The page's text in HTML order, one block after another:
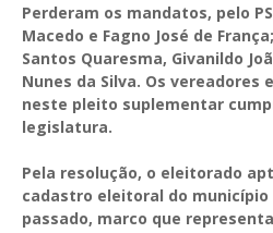
Perderam os mandatos, pelo
Macedo e Fagno José de
Santos Quaresma, Givanildo
Nunes da Silva. Os vereadores
neste pleito suplementar
legislatura.
Pela resolução, o eleitorado
cadastro eleitoral do município
passado, marco que